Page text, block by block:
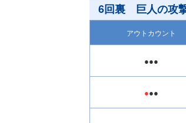
6回裏 巨人の攻
アウトカウント
●●●
●●●